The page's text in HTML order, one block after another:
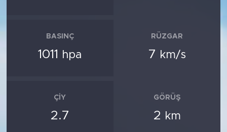
BASINÇ
1011 hpa
RÜZGAR
7 km/s
ÇIY
2.7
GÖRÜŞ
2 km